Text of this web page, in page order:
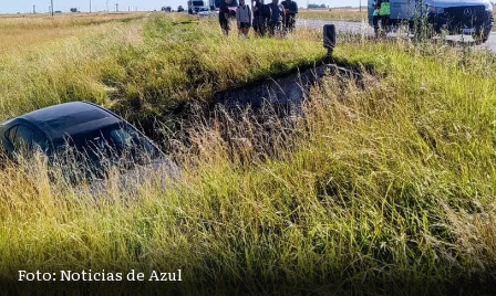
Foto: Noticias de Azul